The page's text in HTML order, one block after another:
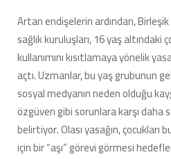
Artan endişelerin ardından,
sağlık kuruluşları, 16 yaş altındaki
kullanımını kısıtlamaya yönelik
açtı. Uzmanlar, bu yaş grubunun
sosyal medyanın neden olduğu
özgüven gibi sorunlara karşı daha
belirtiyor. Olası yasağın,
için bir “aşı” görevi görmesi